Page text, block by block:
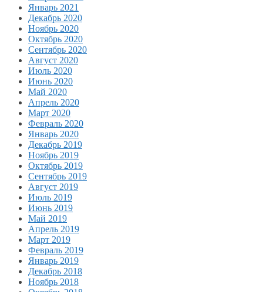
Январь 2021
Декабрь 2020
Ноябрь 2020
Октябрь 2020
Сентябрь 2020
Август 2020
Июль 2020
Июнь 2020
Май 2020
Апрель 2020
Март 2020
Февраль 2020
Январь 2020
Декабрь 2019
Ноябрь 2019
Октябрь 2019
Сентябрь 2019
Август 2019
Июль 2019
Июнь 2019
Май 2019
Апрель 2019
Март 2019
Февраль 2019
Январь 2019
Декабрь 2018
Ноябрь 2018